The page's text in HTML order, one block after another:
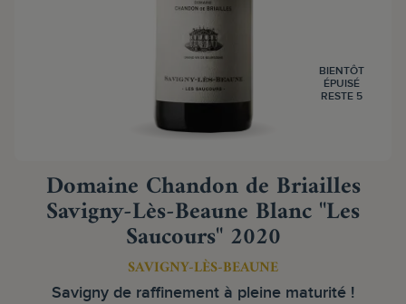
BIENTÔT
ÉPUISÉ
RESTE 5
Domaine Chandon de Briailles
Savigny-Lès-Beaune Blanc "Les
Saucours" 2020
SAVIGNY-LÈS-BEAUNE
Savigny de raffinement à pleine maturité !